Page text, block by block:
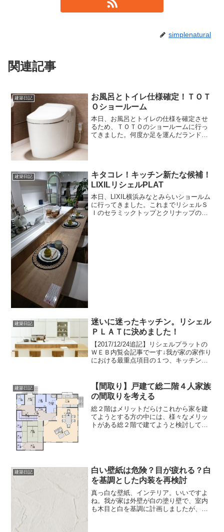
simplenatural
関連記事
建築日記
お風呂とトイレ仕様確定！ＴＯＴ
Ｏショールーム
本日、お風呂とトイレの仕様を確定させ
るため、ＴＯＴＯのショールームに行っ
てきました。何度か足を運んだランドマ
建築日記
キタコレ！キッチン新たな候補！
LIXILリシェルPLAT
本日、LIXIL横浜みなとみらいショールム
に行ってきました。これまでリシェルＳ
Ｉのセラミックトップとクリナップの
建築日記
迷いに迷ったキッチン。リシェル
ＰＬＡＴに決めました！
【2017/12/24追記】リシェルプラットの
ＷＥＢ内覧会記事でーす↓我が家の家作り
における最重点項目の１つ、キッチン。
で、機能性だけでは決められない。見た
目も重要。各メ...
建築日記
【間取り】戸建て総二階４人家族
の間取りを考える
総２階はメリットだらけこれから家を建
てようとする方の中には、様々なメリッ
トがある総２階で建てようと検討してい
建築日記
白い壁紙は危険？目が疲れる？白
を基調とした内装を再検討
真っ白な壁紙、インテリア。いいですよ
ね。我が家は外壁が白の塗り壁で、室内
も木目と白を基調に計画しましたが、ど